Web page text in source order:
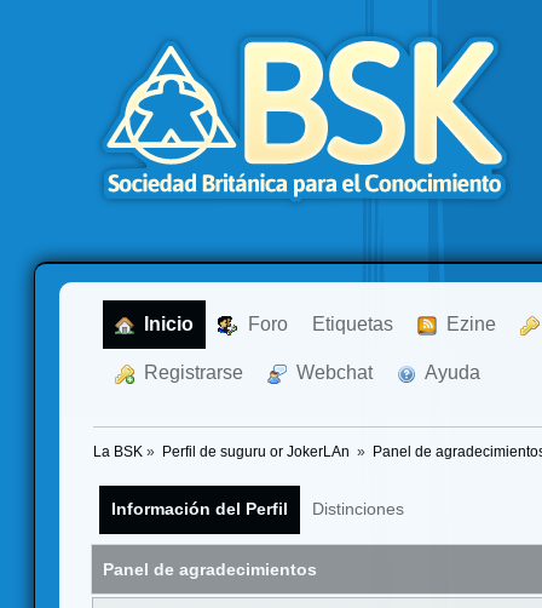
Inicio Foro Etiquetas Ezine
Registrarse Webchat Ayuda
La BSK » Perfil de suguru or JokerLAn » Panel de
Información del Perfil Distinciones
Panel de agradecimientos